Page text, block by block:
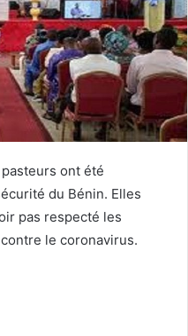
ont été
du Bénin. Elles
pas respecté les
le coronavirus.